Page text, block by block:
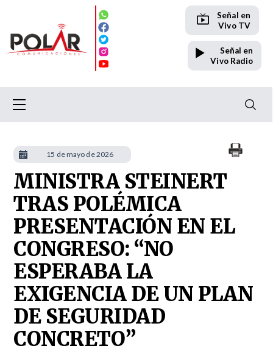
Señal en
Vivo TV
Señal en
Vivo Radio
MINISTRA STEINERT
TRAS POLÉMICA
PRESENTACIÓN EN EL
CONGRESO: “NO
ESPERABA LA
EXIGENCIA DE UN PLAN
DE SEGURIDAD
CONCRETO”
15 de mayo de 2026